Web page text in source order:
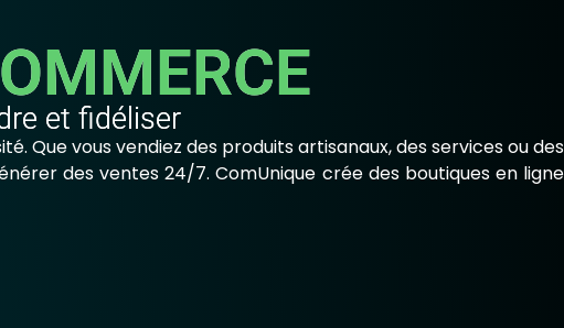
et fidéliser
Que vous vendiez des produits artisanaux, des services ou des
des ventes 24/7. ComUnique crée des boutiques en ligne